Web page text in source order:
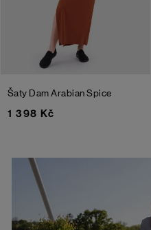
Šaty DamArabian Spice
1 398 Kč